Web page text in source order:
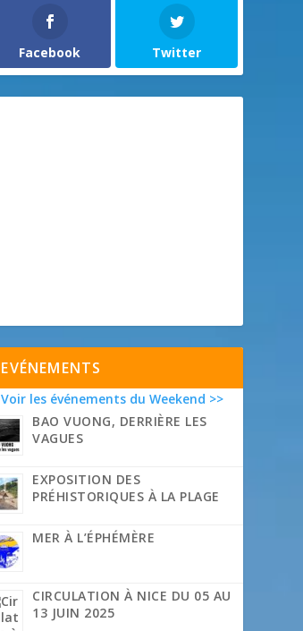
Facebook Twitter
EVÉNEMENTS
Voir les événements du Weekend >>
BAO VUONG, DERRIÈRE LES
VAGUES
EXPOSITION DES
PRÉHISTORIQUES À LA PLAGE
MER À L’ÉPHÉMÈRE
CIRCULATION À NICE DU 05 AU
13 JUIN 2025